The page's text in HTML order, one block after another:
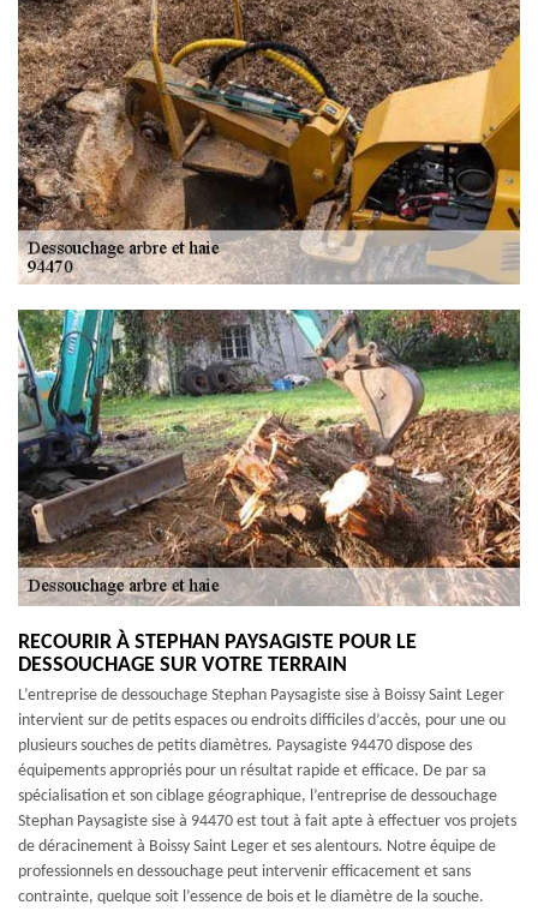
RECOURIR À STEPHAN PAYSAGISTE POUR LE
DESSOUCHAGE SUR VOTRE TERRAIN
L’entreprise de dessouchage Stephan Paysagiste sise à Boissy Saint Leger
intervient sur de petits espaces ou endroits difficiles d’accès, pour une ou
plusieurs souches de petits diamètres. Paysagiste 94470 dispose des
équipements appropriés pour un résultat rapide et efficace. De par sa
spécialisation et son ciblage géographique, l’entreprise de dessouchage
Stephan Paysagiste sise à 94470 est tout à fait apte à effectuer vos projets
de déracinement à Boissy Saint Leger et ses alentours. Notre équipe de
professionnels en dessouchage peut intervenir efficacement et sans
contrainte, quelque soit l’essence de bois et le diamètre de la souche.